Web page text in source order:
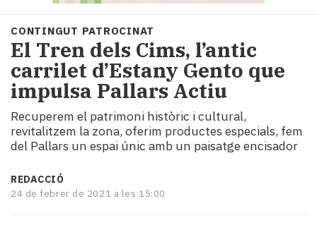
Societat
Política
i
municipis
Economia
turisme
Cultura
Mai
tant!
CONTINGUT PATROCINAT
El Tren dels Cims, l’antic
carrilet d’Estany Gento que
impulsa Pallars Actiu
Recuperem el patrimoni històric i cultural,
revitalitzem la zona, oferim productes especials, fem
del Pallars un espai únic amb un paisatge encisador
REDACCIÓ
24 de febrer de 2021 a les 15:00